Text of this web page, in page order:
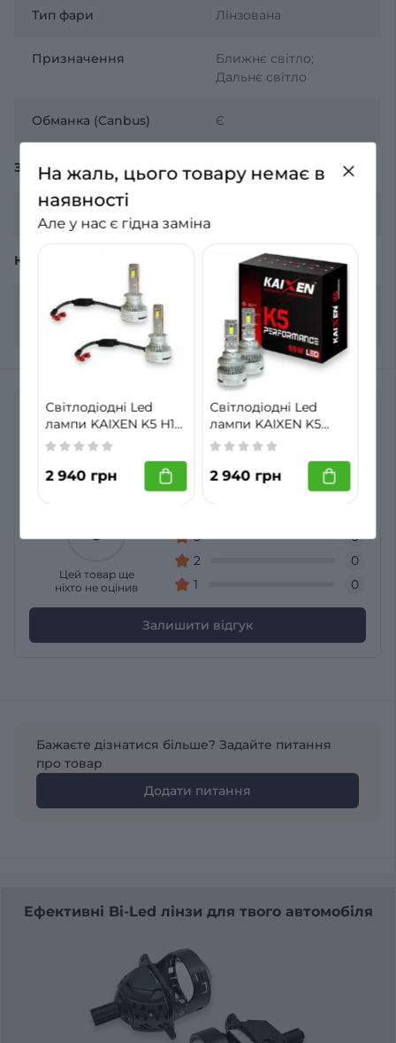
Тип фари Лінзована
Призначення
Ближнє світло;
Дальнє світло
Обманка (Canbus) Є
ЗАГАЛЬНЕ
КОМПЛЕКТАЦІЯ
Комплектація
2 лампи, гарантійний
лист
Відгуки
Немає відгуків про товар Світлодіодні Led лампи
KAIXEN F15 HIR2 (9012) 70W 6000K
Загальний рейтинг
0
Цей товар ще
ніхто не оцінив
0
3
0
2
0
1
0
Залишити відгук
Бажаєте дізнатися більше? Задайте питання
про товар
Додати питання
Ефективні Bi-Led лінзи для твого автомобіля
На жаль, цього товару немає в
наявності
Але у нас є гідна заміна
Світлодіодні Led
лампи KAIXEN K5 H1
55W 6000K
2 940 грн
Світлодіодні Led
лампи KAIXEN K5
HIR2 (9012) 55W
2 940 грн